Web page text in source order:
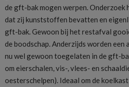
de gft-bak mogen werpen. Onderzoek
dat zij kunststoffen bevatten en
gft-bak. Gewoon bij het restafval
de boodschap. Anderzijds worden een
nu wel gewoon toegelaten in de gft-
om eierschalen, vis-, vlees- en
oesterschelpen). Ideaal om de